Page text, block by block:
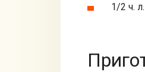
1/2 ч.